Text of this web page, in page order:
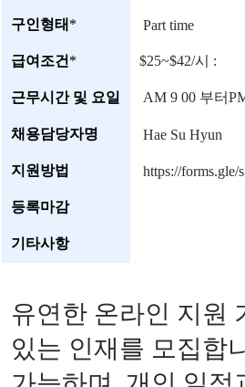
구인형태 * Part time
급여조건 * $25~$42/시 :
근무시간 및 요일 AM 9 00 부터
채용담당자명 Hae Su Hyun
지원방법 https://
등록마감
기타사항
유연한 온라인 지원
있는 인재를 모집합